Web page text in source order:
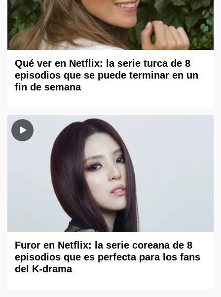
Qué ver en Netflix: la serie turca de 8
episodios que se puede terminar en un
fin de semana
Furor en Netflix: la serie coreana de 8
episodios que es perfecta para los fans
del K-drama